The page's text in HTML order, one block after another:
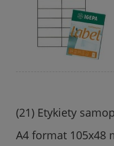
(21) Etykiety
A4 format 105x48